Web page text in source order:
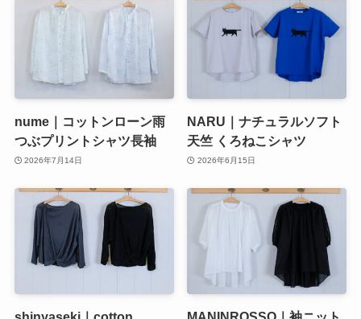
nume｜コットンローン雨
つぶプリントシャツ長袖
2026年7月14日
NARU｜ナチュラルソフト
天竺 くろねこシャツ
2026年6月15日